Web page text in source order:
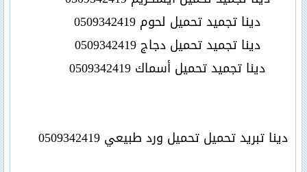
دينا تجميد تحميل لحوم 0509342419
دينا تجميد تحميل دجاج0509342419
دينا تجميد تحميل أسماك 0509342419
دينا تبريد تحميل تحميل ورد طبيعي 0509342419